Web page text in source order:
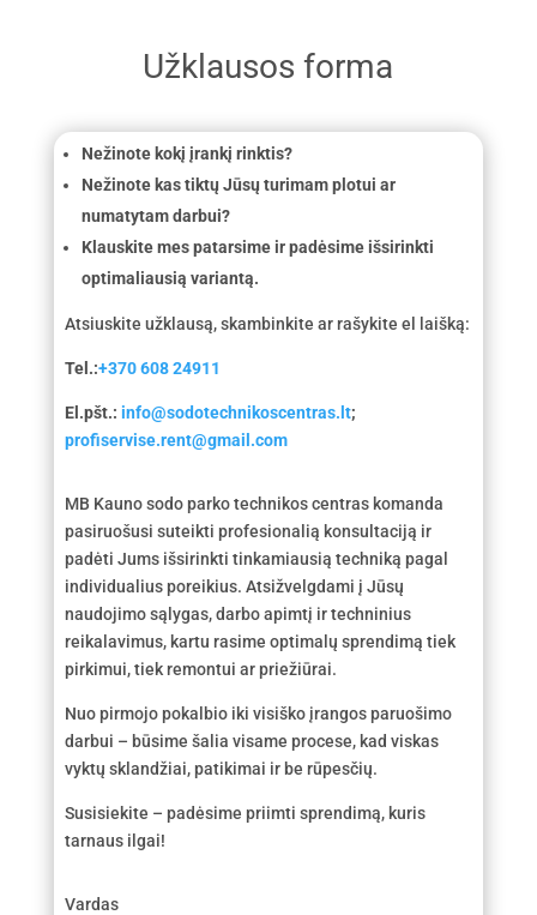
Užklausos forma
Nežinote kokį įrankį rinktis?
Nežinote kas tiktų Jūsų turimam plotui ar
numatytam darbui?
Klauskite mes patarsime ir padėsime išsirinkti
optimaliausią variantą.
Atsiuskite užklausą, skambinkite ar rašykite el laišką:
Tel.:+370 608 24911
El.pšt.: info@sodotechnikoscentras.lt;
profiservise.rent@gmail.com
MB Kauno sodo parko technikos centras komanda
pasiruošusi suteikti profesionalią konsultaciją ir
padėti Jums išsirinkti tinkamiausią techniką pagal
individualius poreikius. Atsižvelgdami į Jūsų
naudojimo sąlygas, darbo apimtį ir techninius
reikalavimus, kartu rasime optimalų sprendimą tiek
pirkimui, tiek remontui ar priežiūrai.
Nuo pirmojo pokalbio iki visiško įrangos paruošimo
darbui – būsime šalia visame procese, kad viskas
vyktų sklandžiai, patikimai ir be rūpesčių.
Susisiekite – padėsime priimti sprendimą, kuris
tarnaus ilgai!
Vardas